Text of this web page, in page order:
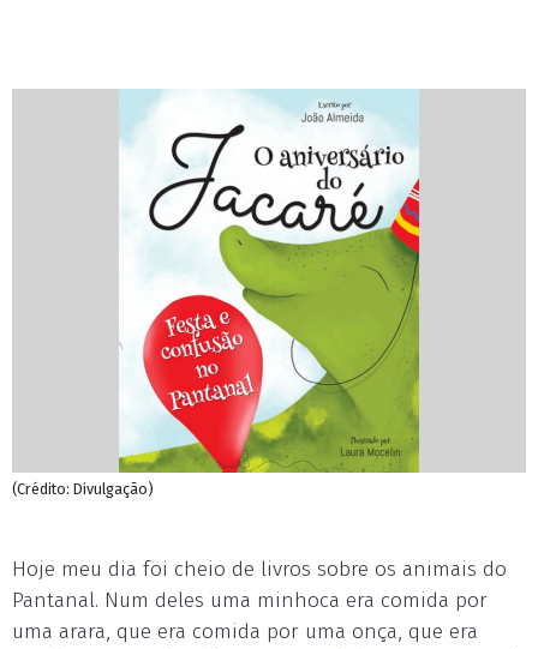
(Crédito: Divulgação)
Hoje meu dia foi cheio de livros sobre os animais do
Pantanal. Num deles uma minhoca era comida por
uma arara, que era comida por uma onça, que era